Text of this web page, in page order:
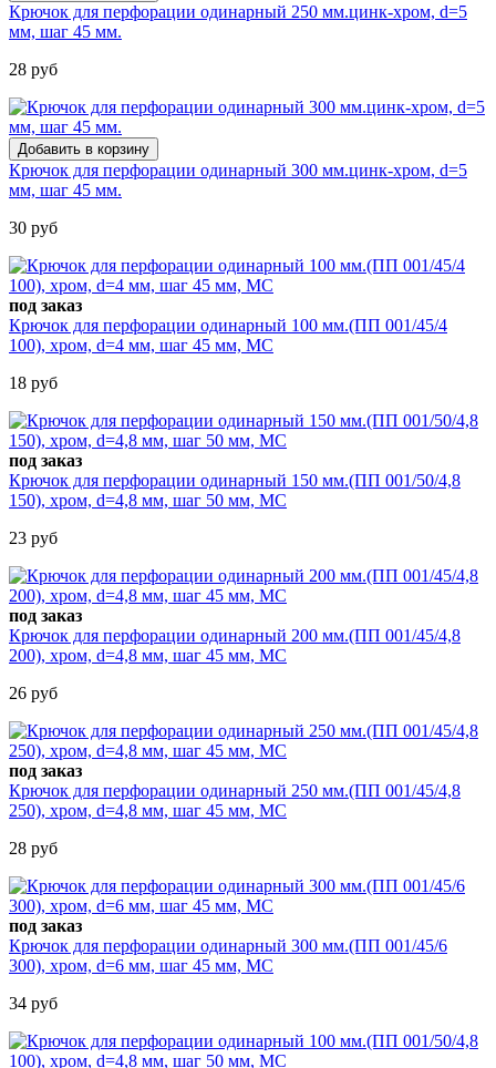
Крючок для перфорации одинарный 250 мм.цинк-хром, d=5
мм, шаг 45 мм.
28 руб
Крючок для перфорации одинарный 300 мм.цинк-хром, d=5
мм, шаг 45 мм.
30 руб
под заказ
Крючок для перфорации одинарный 100 мм.(ПП 001/45/4
100), хром, d=4 мм, шаг 45 мм, МС
18 руб
под заказ
Крючок для перфорации одинарный 150 мм.(ПП 001/50/4,8
150), хром, d=4,8 мм, шаг 50 мм, МС
23 руб
под заказ
Крючок для перфорации одинарный 200 мм.(ПП 001/45/4,8
200), хром, d=4,8 мм, шаг 45 мм, МС
26 руб
под заказ
Крючок для перфорации одинарный 250 мм.(ПП 001/45/4,8
250), хром, d=4,8 мм, шаг 45 мм, МС
28 руб
под заказ
Крючок для перфорации одинарный 300 мм.(ПП 001/45/6
300), хром, d=6 мм, шаг 45 мм, МС
34 руб